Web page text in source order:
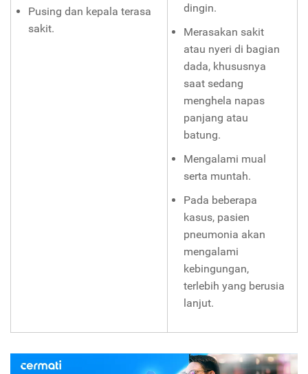
Pusing dan kepala terasa
sakit.
dingin.
Merasakan sakit
atau nyeri di bagian
dada, khususnya
saat sedang
menghela napas
panjang atau
batung.
Mengalami mual
serta muntah.
Pada beberapa
kasus, pasien
pneumonia akan
mengalami
kebingungan,
terlebih yang berusia
lanjut.